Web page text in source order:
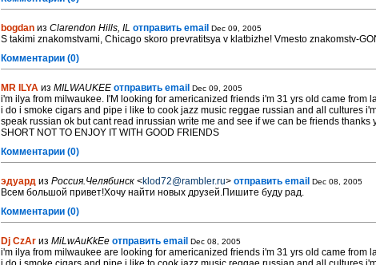
bogdan из Clarendon Hills, IL отправить email Dec 09, 2005
S takimi znakomstvami, Chicago skoro prevratitsya v klatbizhe! Vmesto znakomstv-
Комментарии (0)
MR ILYA из MILWAUKEE отправить email Dec 09, 2005
i'm ilya from milwaukee. I'M looking for americanized friends i'm 31 yrs old came from
i do i smoke cigars and pipe i like to cook jazz music reggae russian and all cultures
speak russian ok but cant read inrussian write me and see if we can be friends thanks
SHORT NOT TO ENJOY IT WITH GOOD FRIENDS
Комментарии (0)
эдуард из Россия.Челябинск <klod72@rambler.ru> отправить email Dec 08, 2005
Всем большой привет!Хочу найти новых друзей.Пишите буду рад.
Комментарии (0)
Dj CzAr из MiLwAuKkEe отправить email Dec 08, 2005
i'm ilya from milwaukee are looking for americanized friends i'm 31 yrs old came from